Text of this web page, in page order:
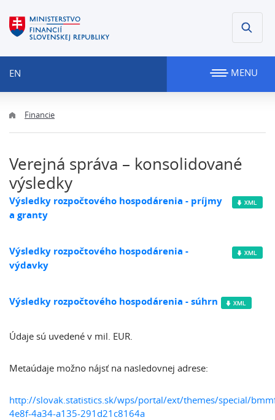
EN MENU
Financie
Verejná správa – konsolidované
výsledky
Výsledky rozpočtového hospodárenia - príjmy
a granty
Výsledky rozpočtového hospodárenia -
výdavky
Výsledky rozpočtového hospodárenia - súhrn
Údaje sú uvedené v mil. EUR.
Metaúdaje možno nájsť na nasledovnej adrese:
http://slovak.statistics.sk/wps/portal/ext/themes/special/
4e8f-4a34-a135-291d21c8164a